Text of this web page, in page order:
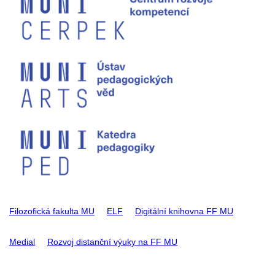
Filozofická fakulta MU ELF Digitální knihovna FF MU
Medial Rozvoj distanční výuky na FF MU